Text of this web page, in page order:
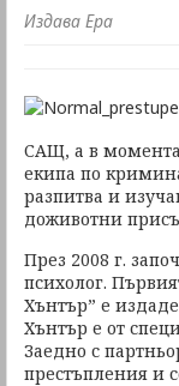
Издава Ера
САЩ, а в
екипа по
разпитва и
доживотни
През 2008 г.
психолог.
Хънтър” е
Хънтър е от
Заедно с
престъпления и